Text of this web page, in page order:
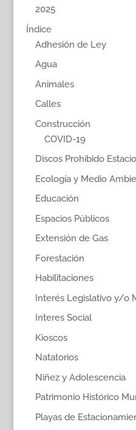
2025
Índice
Adhesión de Ley
Agua
Animales
Calles
Construcción
COVID-19
Discos Prohibido
Ecología y Medio
Educación
Espacios Públicos
Extensión de Gas
Forestación
Habilitaciones
Interés Legislativo y/o
Interes Social
Kioscos
Natatorios
Niñez y Adolescencia
Patrimonio Histórico
Playas de